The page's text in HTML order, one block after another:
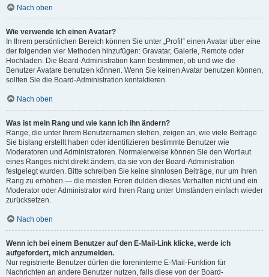
Nach oben
Wie verwende ich einen Avatar?
In Ihrem persönlichen Bereich können Sie unter „Profil“ einen Avatar über eine
der folgenden vier Methoden hinzufügen: Gravatar, Galerie, Remote oder
Hochladen. Die Board-Administration kann bestimmen, ob und wie die
Benutzer Avatare benutzen können. Wenn Sie keinen Avatar benutzen können,
sollten Sie die Board-Administration kontaktieren.
Nach oben
Was ist mein Rang und wie kann ich ihn ändern?
Ränge, die unter Ihrem Benutzernamen stehen, zeigen an, wie viele Beiträge
Sie bislang erstellt haben oder identifizieren bestimmte Benutzer wie
Moderatoren und Administratoren. Normalerweise können Sie den Wortlaut
eines Ranges nicht direkt ändern, da sie von der Board-Administration
festgelegt wurden. Bitte schreiben Sie keine sinnlosen Beiträge, nur um Ihren
Rang zu erhöhen — die meisten Foren dulden dieses Verhalten nicht und ein
Moderator oder Administrator wird Ihren Rang unter Umständen einfach wieder
zurücksetzen.
Nach oben
Wenn ich bei einem Benutzer auf den E-Mail-Link klicke, werde ich
aufgefordert, mich anzumelden.
Nur registrierte Benutzer dürfen die foreninterne E-Mail-Funktion für
Nachrichten an andere Benutzer nutzen, falls diese von der Board-